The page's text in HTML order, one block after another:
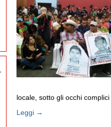
locale, sotto gli occhi
Leggi →